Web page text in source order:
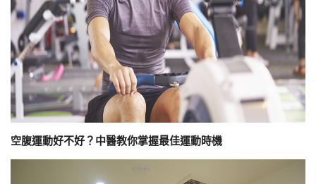
空腹運動好不好？中醫教你掌握最佳運動時機